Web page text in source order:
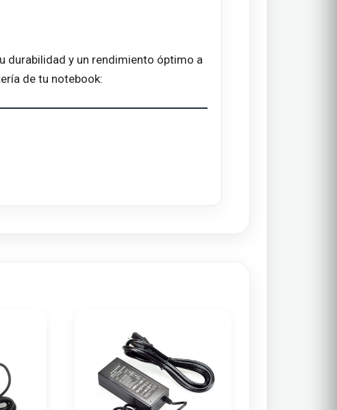
durabilidad y un rendimiento óptimo a
de tu notebook: